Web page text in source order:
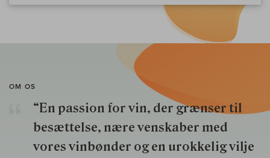
OM OS
“En passion for vin, der grænser til
besættelse, nære venskaber med
vores vinbønder og en urokkelig vilje